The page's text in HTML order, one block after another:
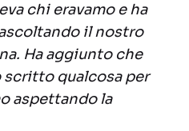
chi eravamo e ha
il nostro
Ha aggiunto che
scritto qualcosa per
aspettando la